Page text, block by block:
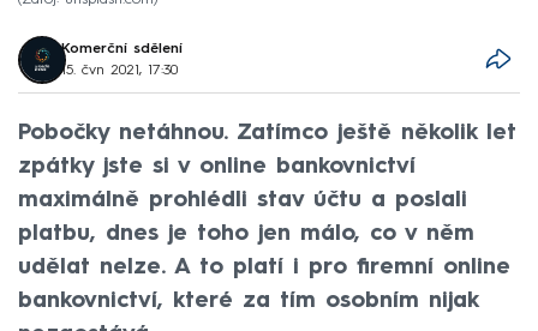
Komerční sdělení
15. čvn 2021, 17:30
Pobočky netáhnou. Zatímco ještě několik let
zpátky jste si v online bankovnictví
maximálně prohlédli stav účtu a poslali
platbu, dnes je toho jen málo, co v něm
udělat nelze. A to platí i pro firemní online
bankovnictví, které za tím osobním nijak